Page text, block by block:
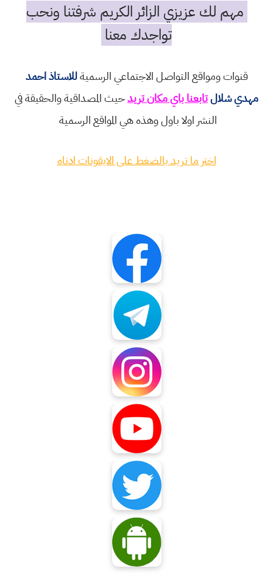
مهم لك عزيزي الزائر الكريم شرفتنا ونحب
تواجدك معنا
قنوات ومواقع التواصل الاجتماعي الرسميةللاستاذ احمد
مهدي شلالتابعنا باي مكان تريدحيث المصداقية والحقيقة في
النشر اولا باول وهذه هي المواقع الرسمية
اختر ما تريد بالضغط على الايقونات ادناه